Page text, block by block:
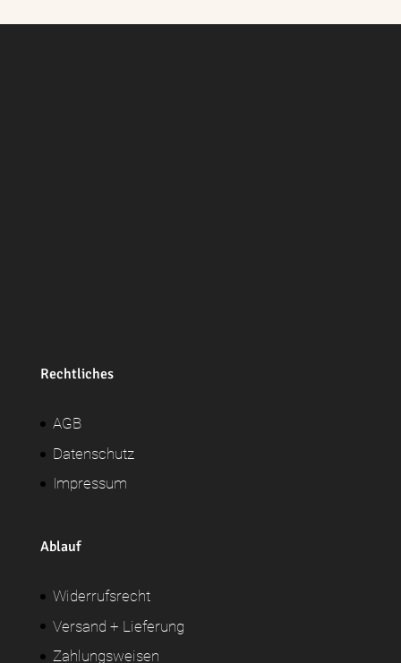
Rechtliches
AGB
Datenschutz
Impressum
Ablauf
Widerrufsrecht
Versand + Lieferung
Zahlungsweisen